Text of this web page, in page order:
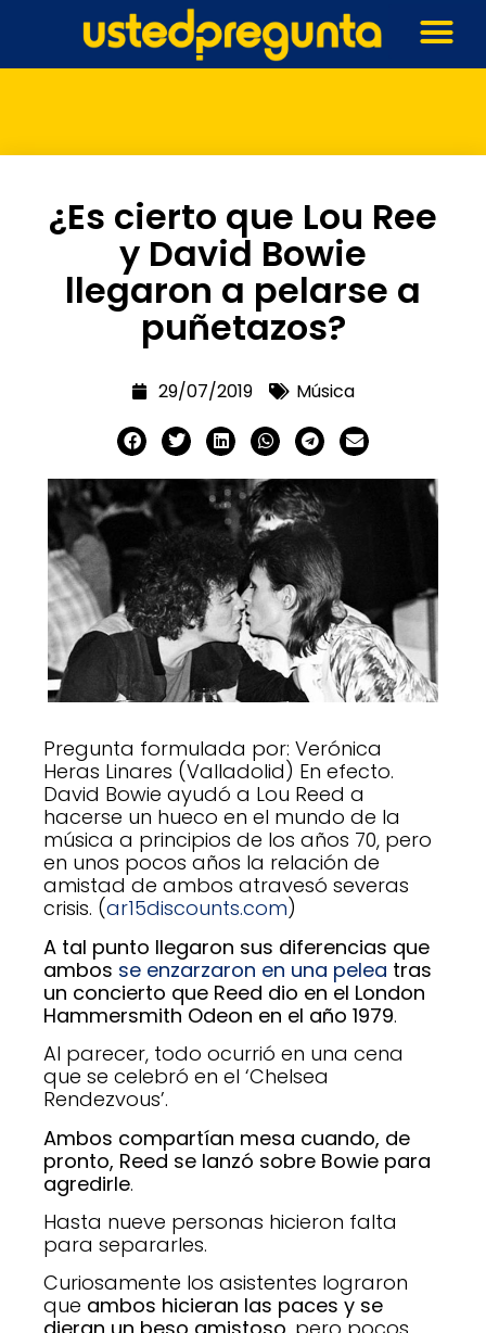
¿Es cierto que Lou Ree
y David Bowie
llegaron a pelarse a
puñetazos?
29/07/2019 Música
Pregunta formulada por: Verónica
Heras Linares (Valladolid) En efecto.
David Bowie ayudó a Lou Reed a
hacerse un hueco en el mundo de la
música a principios de los años 70, pero
en unos pocos años la relación de
amistad de ambos atravesó severas
crisis. (ar15discounts.com)
A tal punto llegaron sus diferencias que
ambos se enzarzaron en una pelea tras
un concierto que Reed dio en el London
Hammersmith Odeon en el año 1979.
Al parecer, todo ocurrió en una cena
que se celebró en el ‘Chelsea
Rendezvous’.
Ambos compartían mesa cuando, de
pronto, Reed se lanzó sobre Bowie para
agredirle.
Hasta nueve personas hicieron falta
para separarles.
Curiosamente los asistentes lograron
que ambos hicieran las paces y se